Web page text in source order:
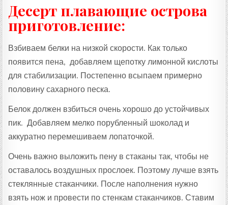
Десерт плавающие острова
приготовление:
Взбиваем белки на низкой скорости. Как только
появится пена, добавляем щепотку лимонной кислоты
для стабилизации. Постепенно всыпаем примерно
половину сахарного песка.
Белок должен взбиться очень хорошо до устойчивых
пик. Добавляем мелко порубленный шоколад и
аккуратно перемешиваем лопаточкой.
Очень важно выложить пену в стаканы так, чтобы не
оставалось воздушных прослоек. Поэтому лучше взять
стеклянные стаканчики. После наполнения нужно
взять нож и провести по стенкам стаканчиков. Ставим